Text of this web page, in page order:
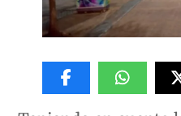
Teniendo en cuenta